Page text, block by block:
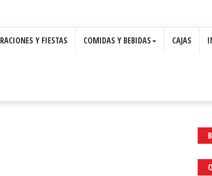
Y FIESTAS COMIDAS Y BEBIDAS CAJAS